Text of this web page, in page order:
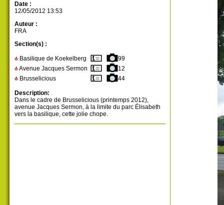
Date :
12/05/2012 13:53
Auteur :
FRA
Section(s) :
Basilique de Koekelberg
99
Avenue Jacques Sermon
12
Brusselicious
44
Description:
Dans le cadre de Brusselicious (printemps 2012),
avenue Jacques Sermon, à la limite du parc Élisabeth
vers la basilique, cette jolie chope.